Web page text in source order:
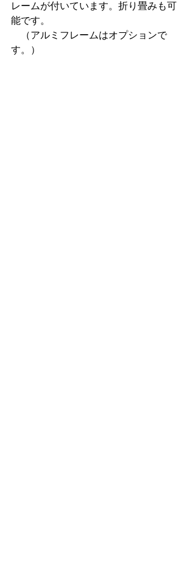
レームが付いています。折り畳みも可
能です。
（アルミフレームはオプションで
す。）